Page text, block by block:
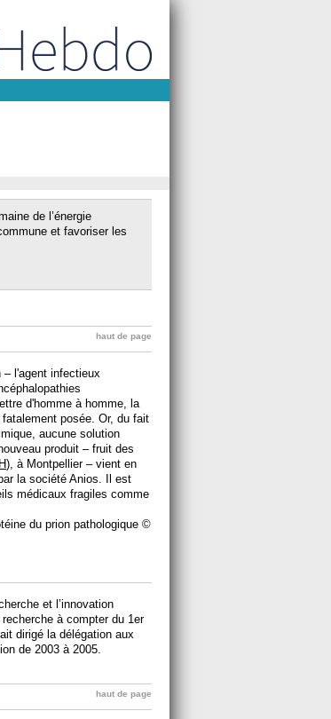
de l’énergie
et favoriser les
haut de page
– l'agent infectieux
d'homme à homme, la
posée. Or, du fait
aucune solution
produit – fruit des
), à Montpellier – vient en
la société Anios. Il est
médicaux fragiles comme
du prion pathologique ©
et l’innovation
à compter du 1er
dirigé la délégation aux
de 2003 à 2005.
haut de page